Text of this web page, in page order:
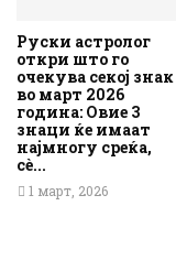
Руски астролог
откри што го
очекува секој знак
во март 2026
година: Овие 3
знаци ќе имаат
најмногу среќа,
сè...
1 март, 2026